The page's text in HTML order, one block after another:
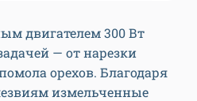
двигателем 300 Вт
— от нарезки
орехов. Благодаря
измельченные